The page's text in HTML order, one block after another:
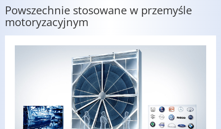
Powszechnie stosowane w przemyśle
motoryzacyjnym